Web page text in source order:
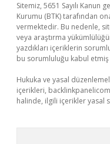
Sitemiz, 5651 Sayılı Kanun
Kurumu (BTK) tarafından
vermektedir. Bu nedenle,
veya araştırma
yazdıkları içeriklerin
bu sorumluluğu kabul etmiş
Hukuka ve yasal
içerikleri,
halinde, ilgili içerikler yasal